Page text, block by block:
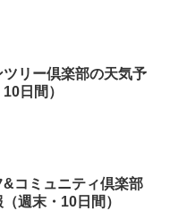
ツリー倶楽部の天気予
日間）
&コミュニティ倶楽部
週末・10日間）